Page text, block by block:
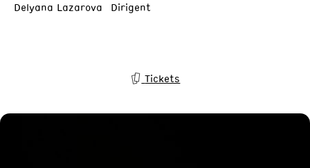
Delyana Lazarova Dirigent
Tickets